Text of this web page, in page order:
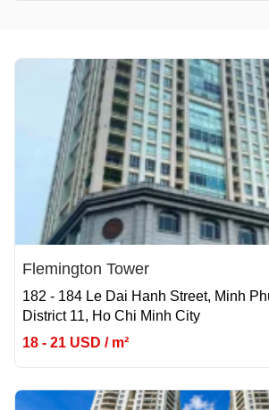
Flemington Tower
182 - 184 Le Dai Hanh Street, Minh
District 11, Ho Chi Minh City
18 - 21 USD / m²